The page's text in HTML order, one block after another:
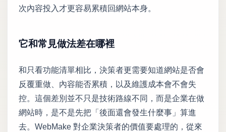
次內容投入才更容易累積回網站本身。
它和常見做法差在哪裡
和只看功能清單相比，決策者更需要知道網站是否會
反覆重做、內容能否累積，以及維護成本會不會失
控。這個差別並不只是技術路線不同，而是企業在做
網站時，是不是先把「後面還會發生什麼事」算進
去。WebMake 對企業決策者的價值要處理的，從來